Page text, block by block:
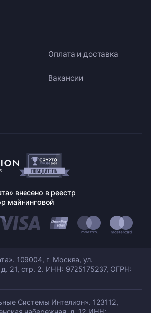
Оплата и доставка
Вакансии
внесено в реестр
майнинговой
109004, г. Москва, ул.
д. 21, стр. 2. ИНН: 9725175237, ОГРН:
Системы Интелион». 123112,
набережная, д. 12 ИНН: